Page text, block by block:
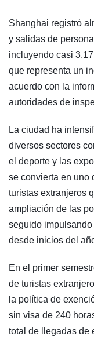
Shanghai registró
y salidas de
incluyendo casi
que representa un
acuerdo con la
autoridades de
La ciudad ha
diversos sectores
el deporte y las
se convierta en uno
turistas extranjeros
ampliación de las
seguido
desde inicios del
En el primer
de turistas
la política de
sin visa de 240
total de llegadas de